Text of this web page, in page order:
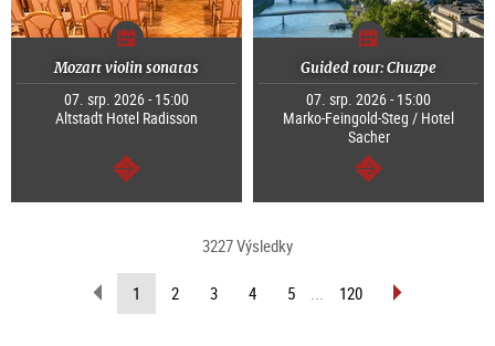
Mozart violin sonatas
07. srp. 2026 - 15:00
Altstadt Hotel Radisson
continue
Guided tour: Chuzpe
07. srp. 2026 - 15:00
Marko-Feingold-Steg / Hotel
Sacher
continue
3227 Výsledky
scroll
back
1 (current
page)
2 3 4 5 ... 120 scroll